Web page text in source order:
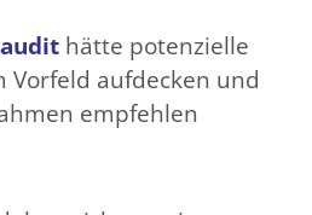
hätte potenzielle
Vorfeld aufdecken und
empfehlen